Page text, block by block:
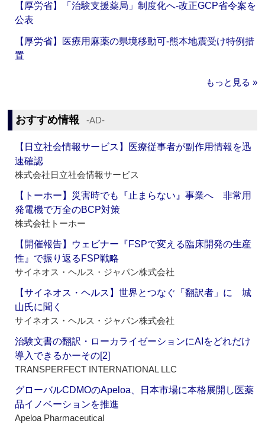
【厚労省】「治験支援薬局」制度化へ‐改正GCP省令案を
公表
【厚労省】医療用麻薬の県境移動可‐熊本地震受け特例措
置
もっと見る »
おすすめ情報 ‐AD‐
【日立社会情報サービス】医療従事者が副作用情報を迅
速確認
株式会社日立社会情報サービス
【トーホー】災害時でも『止まらない』事業へ 非常用
発電機で万全のBCP対策
株式会社トーホー
【開催報告】ウェビナー『FSPで変える臨床開発の生産
性』で振り返るFSP戦略
サイネオス・ヘルス・ジャパン株式会社
【サイネオス・ヘルス】世界とつなぐ「翻訳者」に 城
山氏に聞く
サイネオス・ヘルス・ジャパン株式会社
治験文書の翻訳・ローカライゼーションにAIをどれだけ
導入できるかーその[2]
TRANSPERFECT INTERNATIONAL LLC
グローバルCDMOのApeloa、日本市場に本格展開し医薬
品イノベーションを推進
Apeloa Pharmaceutical